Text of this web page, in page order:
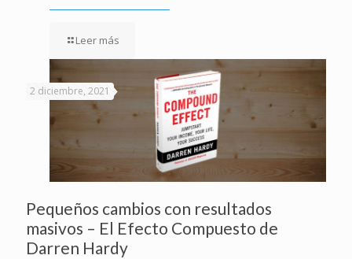
Leer más
2 diciembre, 2021
Pequeños cambios con resultados
masivos – El Efecto Compuesto de
Darren Hardy